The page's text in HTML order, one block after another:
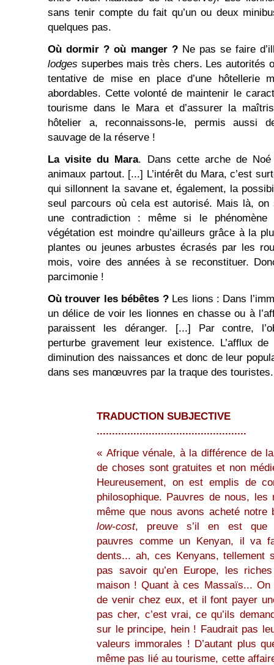
sans tenir compte du fait qu’un ou deux
quelques pas.
Où dormir ? où manger ?Ne pas se faire
lodges superbes mais très chers. Les autorités
tentative de mise en place d’une hôtellerie
abordables. Cette volonté de maintenir le
tourisme dans le Mara et d’assurer la
hôtelier a, reconnaissons-le, permis aussi
sauvage de la réserve !
La visite du Mara. Dans cette arche de
animaux partout. [...] L’intérêt du Mara, c’est
qui sillonnent la savane et, également, la
seul parcours où cela est autorisé. Mais là, on
une contradiction : même si le phénomène
végétation est moindre qu’ailleurs grâce à la
plantes ou jeunes arbustes écrasés par les
mois, voire des années à se reconstituer.
parcimonie !
Où trouver les bébêtes ?Les lions : Dans
un délice de voir les lionnes en chasse ou à
paraissent les déranger. [...] Par contre,
perturbe gravement leur existence. L’afflux
diminution des naissances et donc de leur
dans ses manœuvres par la traque des touristes.
TRADUCTION SUBJECTIVE
.................................................
« Afrique vénale, à la différence de
de choses sont gratuites et non
Heureusement, on est emplis de
philosophique. Pauvres de nous, les
même que nous avons acheté notre
low-cost, preuve s’il en est que
pauvres comme un Kenyan, il va
dents... ah, ces Kenyans, tellement
pas savoir qu’en Europe, les
maison ! Quant à ces Massaïs... On
de venir chez eux, et il font payer
pas cher, c’est vrai, ce qu’ils
sur le principe, hein ! Faudrait pas
valeurs immorales ! D’autant plus
même pas lié au tourisme, cette